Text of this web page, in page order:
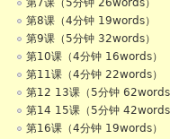
第7课（5分钟 26words）
第8课（4分钟 19words）
第9课（5分钟 32words）
第10课（4分钟 16words）
第11课（4分钟 22words）
第12 13课（5分钟 62words
第14 15课（5分钟 42words
第16课（4分钟 19words）